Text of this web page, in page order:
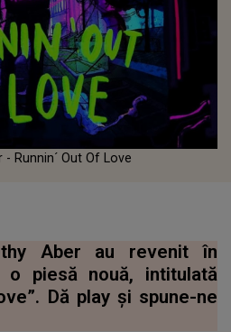
- Runnin´ Out Of Love
Aber au revenit în
piesă nouă, intitulată
Dă play și spune-ne